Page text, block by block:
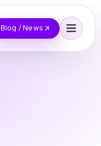
Blog / News